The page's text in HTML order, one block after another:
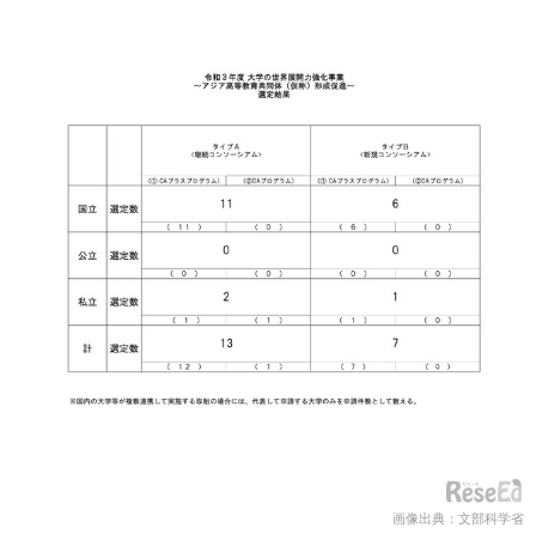
画像出典：文部科学省